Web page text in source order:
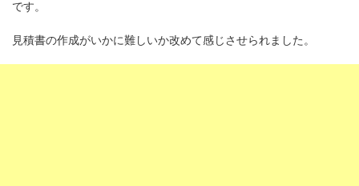
です。
見積書の作成がいかに難しいか改めて感じさせられました。